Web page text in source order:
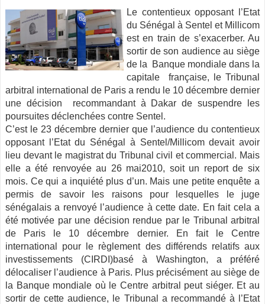
Le contentieux opposant l’Etat
du Sénégal à Sentel et Millicom
est en train de s’exacerber. Au
sortir de son audience au siège
de la Banque mondiale dans la
capitale française, le Tribunal
arbitral international de Paris a rendu le 10 décembre dernier
une décision recommandant à Dakar de suspendre les
poursuites déclenchées contre Sentel.
C’est le 23 décembre dernier que l’audience du contentieux
opposant l’Etat du Sénégal à Sentel/Millicom devait avoir
lieu devant le magistrat du Tribunal civil et commercial. Mais
elle a été renvoyée au 26 mai2010, soit un report de six
mois. Ce qui a inquiété plus d’un. Mais une petite enquête a
permis de savoir les raisons pour lesquelles le juge
sénégalais a renvoyé l’audience à cette date. En fait cela a
été motivée par une décision rendue par le Tribunal arbitral
de Paris le 10 décembre dernier. En fait le Centre
international pour le règlement des différends relatifs aux
investissements (CIRDI)basé à Washington, a préféré
délocaliser l’audience à Paris. Plus précisément au siège de
la Banque mondiale où le Centre arbitral peut siéger. Et au
sortir de cette audience, le Tribunal a recommandé à l’Etat